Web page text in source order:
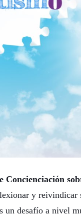
Concienciación
y reivindicar
desafío a nivel